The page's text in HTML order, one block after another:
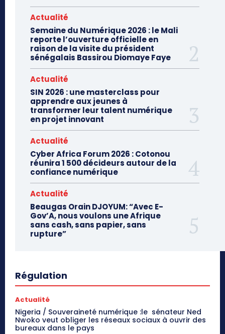
Actualité
Semaine du Numérique 2026 : le Mali
reporte l’ouverture officielle en
raison de la visite du président
sénégalais Bassirou Diomaye Faye
Actualité
SIN 2026 : une masterclass pour
apprendre aux jeunes à
transformer leur talent numérique
en projet innovant
Actualité
Cyber Africa Forum 2026 : Cotonou
réunira 1 500 décideurs autour de la
confiance numérique
Actualité
Beaugas Orain DJOYUM: “Avec E-
Gov’A, nous voulons une Afrique
sans cash, sans papier, sans
rupture”
Régulation
Actualité
Nigeria / Souveraineté numérique :le sénateur Ned
Nwoko veut obliger les réseaux sociaux à ouvrir des
bureaux dans le pays